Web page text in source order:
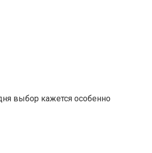
выбор кажется особенно